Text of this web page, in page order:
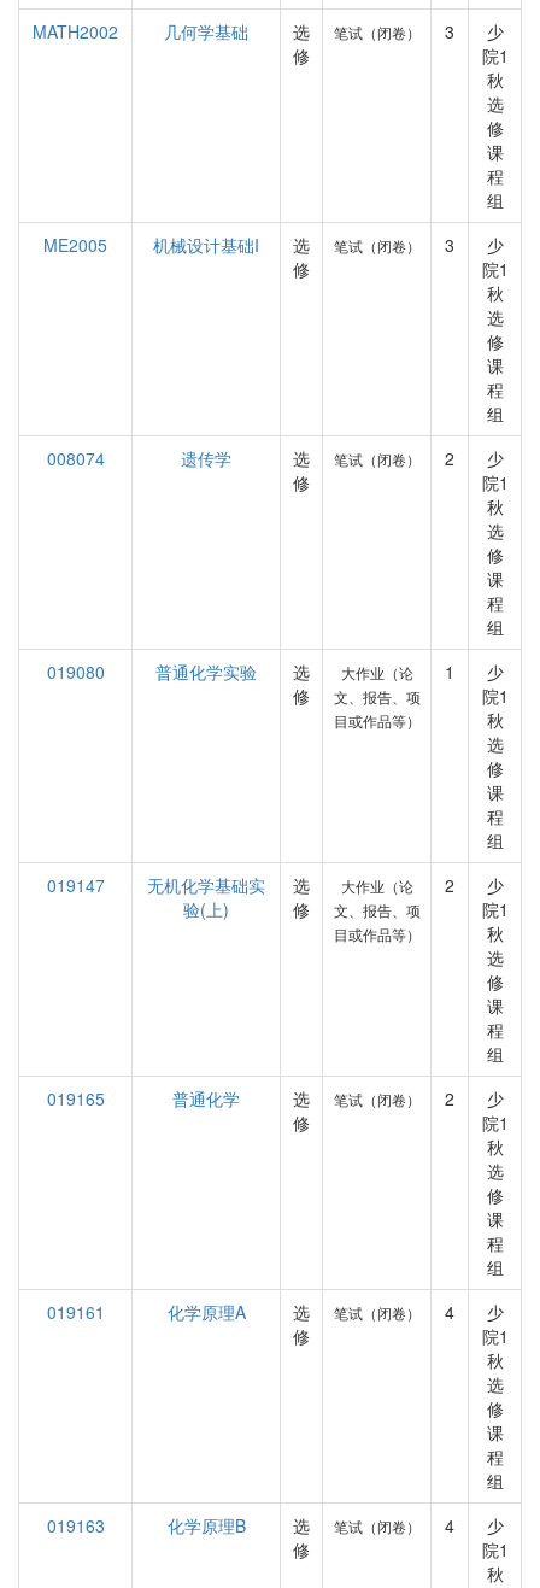
MATH2002
几何学基础
选
修
笔试（闭卷） 3
少
院1
秋
选
修
课
程
组
ME2005
机械设计基础I
选
修
笔试（闭卷） 3
少
院1
秋
选
修
课
程
组
008074
遗传学
选
修
笔试（闭卷） 2
少
院1
秋
选
修
课
程
组
019080
普通化学实验
选
修
大作业（论
文、报告、项
目或作品等）
1
少
院1
秋
选
修
课
程
组
019147
无机化学基础实
验(上)
选
修
大作业（论
文、报告、项
目或作品等）
2
少
院1
秋
选
修
课
程
组
019165
普通化学
选
修
笔试（闭卷） 2
少
院1
秋
选
修
课
程
组
019161
化学原理A
选
修
笔试（闭卷） 4
少
院1
秋
选
修
课
程
组
019163
化学原理B
选
修
笔试（闭卷） 4
少
院1
秋